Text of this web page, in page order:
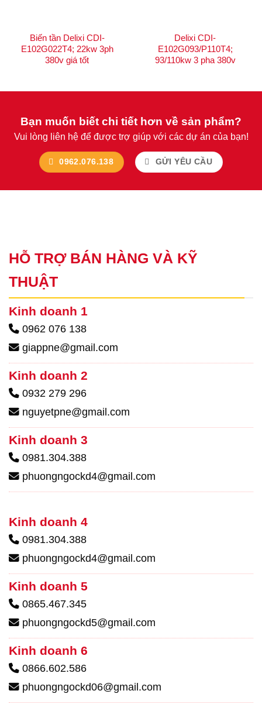
Biến tần Delixi CDI-
E102G022T4; 22kw 3ph
380v giá tốt
Delixi CDI-
E102G093/P110T4;
93/110kw 3 pha 380v
Bạn muốn biết chi tiết hơn về sản phẩm?
Vui lòng liên hệ để được trợ giúp với các dự án của bạn!
0962.076.138 GỬI YÊU CẦU
HỖ TRỢ BÁN HÀNG VÀ KỸ
THUẬT
Kinh doanh 1
0962 076 138
giappne@gmail.com
Kinh doanh 2
0932 279 296
nguyetpne@gmail.com
Kinh doanh 3
0981.304.388
phuongngockd4@gmail.com
Kinh doanh 4
0981.304.388
phuongngockd4@gmail.com
Kinh doanh 5
0865.467.345
phuongngockd5@gmail.com
Kinh doanh 6
0866.602.586
phuongngockd06@gmail.com